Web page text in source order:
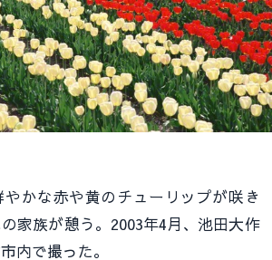
かな赤や黄のチューリップが咲き
家族が憩う。2003年4月、池田大作
内で撮った。